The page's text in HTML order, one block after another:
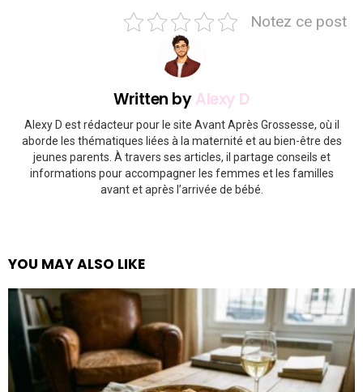
Notez ce post
Written byAlexy D
Alexy D est rédacteur pour le site Avant Après Grossesse, où il
aborde les thématiques liées à la maternité et au bien-être des
jeunes parents. À travers ses articles, il partage conseils et
informations pour accompagner les femmes et les familles
avant et après l’arrivée de bébé.
YOU MAY ALSO LIKE